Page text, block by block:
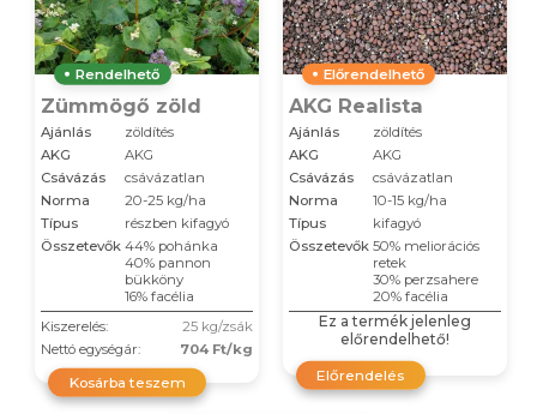
Rendelhető
Zümmögő zöld
Ajánlás
zöldítés
AKG
AKG
Csávázás
csávázatlan
Norma
20-25 kg/ha
Típus
részben kifagyó
Összetevők 44% pohánka
40% pannon
bükköny
16% facélia
Kiszerelés:
25 kg/zsák
Nettó egységár:
704 Ft/kg
Kosárba teszem
Előrendelhető
AKG Realista
Ajánlás
zöldítés
AKG
AKG
Csávázás
csávázatlan
Norma
10-15 kg/ha
Típus
kifagyó
Összetevők 50% meliorációs
retek
30% perzsahere
20% facélia
Ez a termék jelenleg
előrendelhető!
Előrendelés